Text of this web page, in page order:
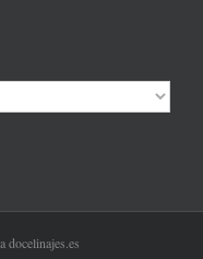
docelinajes.es